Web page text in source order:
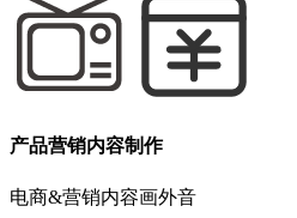
产品营销内容制作
电商&营销内容画外音